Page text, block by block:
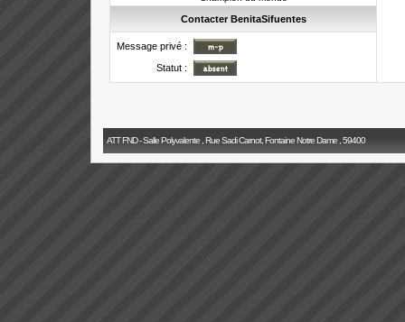
Contacter BenitaSifuentes
Message privé :
Statut :
ATT FND - Salle Polyvalente , Rue Sadi Carnot, Fontaine Notre Dame , 59400